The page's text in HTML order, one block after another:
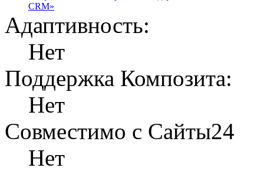
CRM»
Адаптивность:
Нет
Поддержка Композита:
Нет
Совместимо с Сайты24
Нет